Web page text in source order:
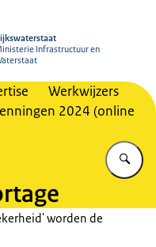
Infrastructuur en
Werkwijzers
2024 (online
worden de